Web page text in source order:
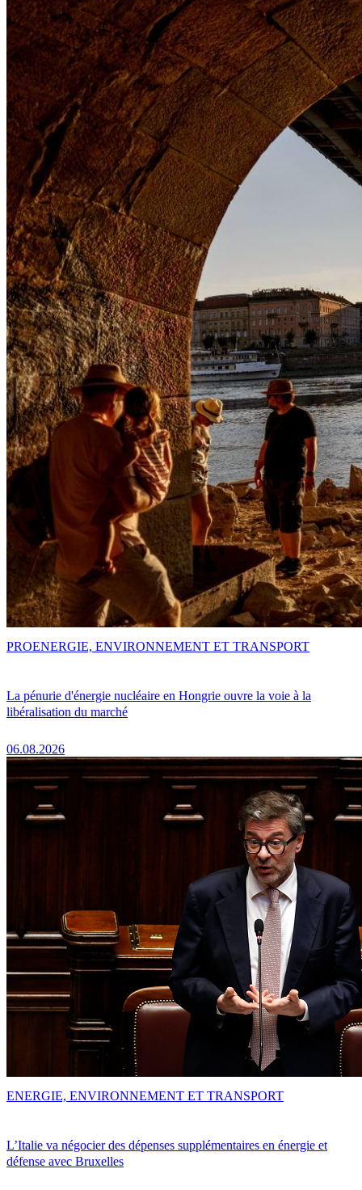
La pénurie d'énergie nucléaire en Hongrie ouvre la voie à la
libéralisation du marché
06.08.2026
PROENERGIE, ENVIRONNEMENT ET TRANSPORT
L’Italie va négocier des dépenses supplémentaires en énergie et
défense avec Bruxelles
ENERGIE, ENVIRONNEMENT ET TRANSPORT